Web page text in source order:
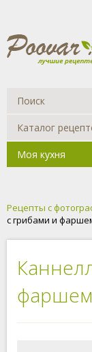
Каталог
Моя кухня
Рецепты с
с грибами и
фаршем